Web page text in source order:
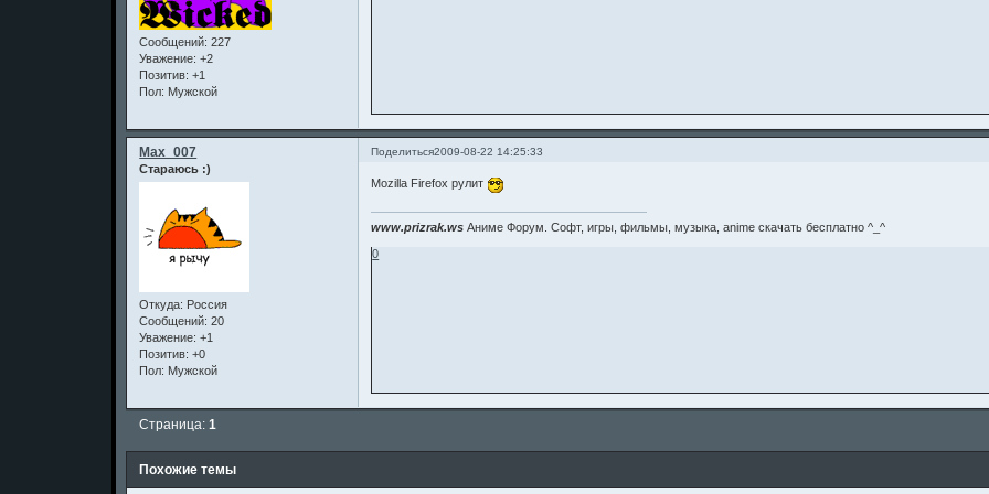
Сообщений: 227
Уважение: +2
Позитив: +1
Пол: Мужской
Поделиться2009-08-22 14:25:33
Max_007
Стараюсь :)
Откуда: Россия
Сообщений: 20
Уважение: +1
Позитив: +0
Пол: Мужской
Mozilla Firefox рулит
www.prizrak.ws Аниме Форум. Софт, игры, фильмы, музыка, anime скачать бесплатно ^_^
0
Страница:1
Похожие темы